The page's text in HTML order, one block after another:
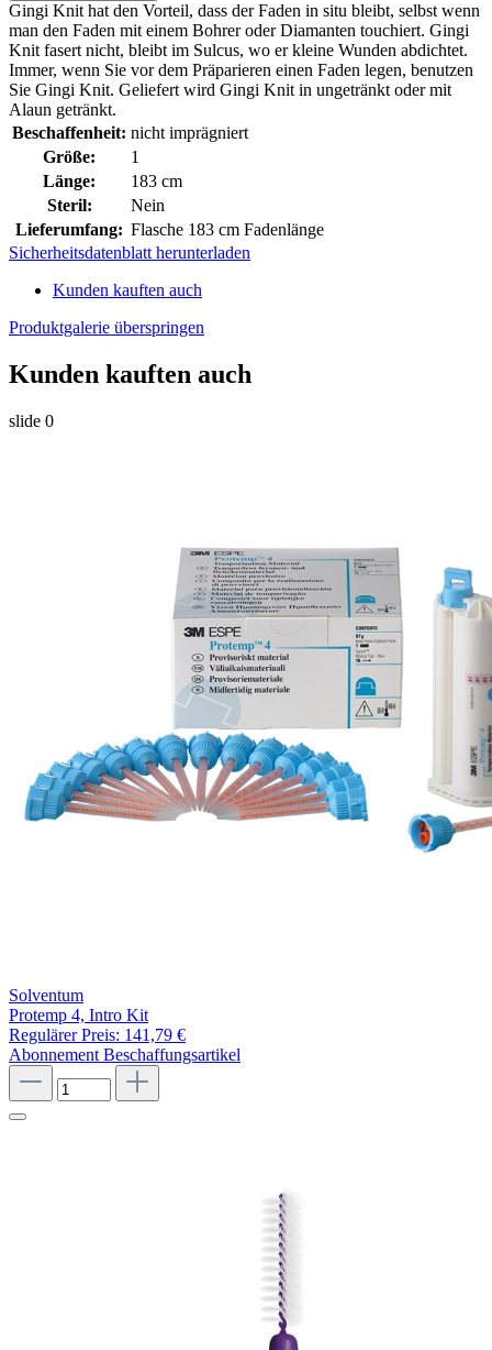
Gingi Knit hat den Vorteil, dass der Faden in situ bleibt, selbst wenn
man den Faden mit einem Bohrer oder Diamanten touchiert. Gingi
Knit fasert nicht, bleibt im Sulcus, wo er kleine Wunden abdichtet.
Immer, wenn Sie vor dem Präparieren einen Faden legen, benutzen
Sie Gingi Knit. Geliefert wird Gingi Knit in ungetränkt oder mit
Alaun getränkt.
Beschaffenheit: nicht imprägniert
Größe:
1
Länge:
183 cm
Steril:
Nein
Lieferumfang: Flasche 183 cm Fadenlänge
Sicherheitsdatenblatt herunterladen
Kunden kauften auch
Produktgalerie überspringen
Kunden kauften auch
slide 0
Solventum
Protemp 4, Intro Kit
Regulärer Preis: 141,79 €
Abonnement Beschaffungsartikel